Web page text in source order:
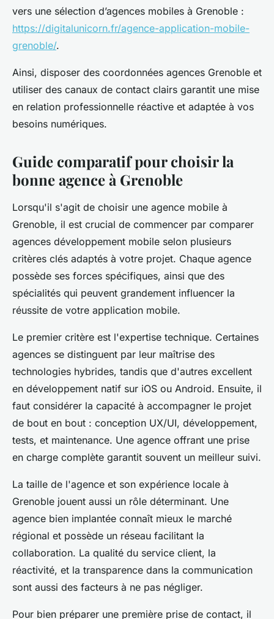
vers une sélection d’agences mobiles à Grenoble :
https://digitalunicorn.fr/agence-application-mobile-
grenoble/.
Ainsi, disposer des coordonnées agences Grenoble et
utiliser des canaux de contact clairs garantit une mise
en relation professionnelle réactive et adaptée à vos
besoins numériques.
Guide comparatif pour choisir la
bonne agence à Grenoble
Lorsqu'il s'agit de choisir une agence mobile à
Grenoble, il est crucial de commencer par comparer
agences développement mobile selon plusieurs
critères clés adaptés à votre projet. Chaque agence
possède ses forces spécifiques, ainsi que des
spécialités qui peuvent grandement influencer la
réussite de votre application mobile.
Le premier critère est l'expertise technique. Certaines
agences se distinguent par leur maîtrise des
technologies hybrides, tandis que d'autres excellent
en développement natif sur iOS ou Android. Ensuite, il
faut considérer la capacité à accompagner le projet
de bout en bout : conception UX/UI, développement,
tests, et maintenance. Une agence offrant une prise
en charge complète garantit souvent un meilleur suivi.
La taille de l'agence et son expérience locale à
Grenoble jouent aussi un rôle déterminant. Une
agence bien implantée connaît mieux le marché
régional et possède un réseau facilitant la
collaboration. La qualité du service client, la
réactivité, et la transparence dans la communication
sont aussi des facteurs à ne pas négliger.
Pour bien préparer une première prise de contact, il